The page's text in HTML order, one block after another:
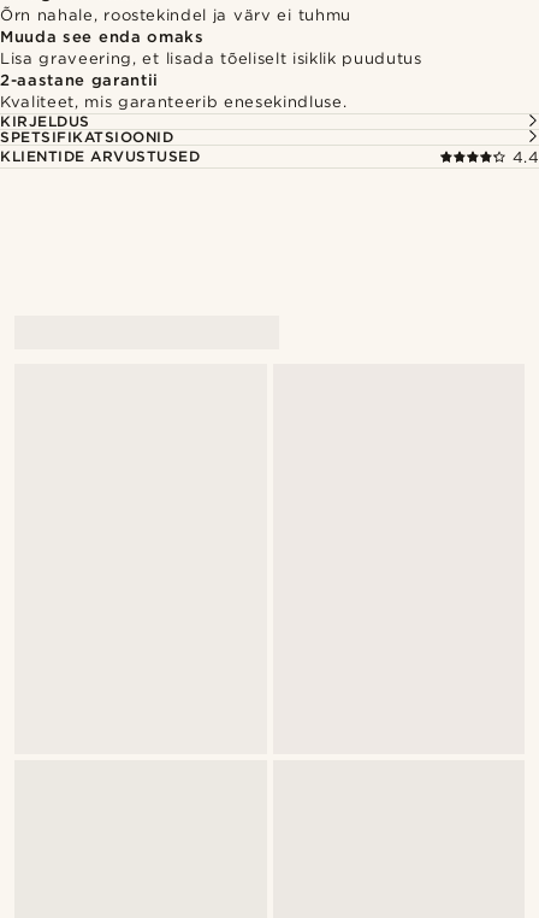
Õrn nahale, roostekindel ja värv ei tuhmu
Muuda see enda omaks
Lisa graveering, et lisada tõeliselt isiklik puudutus
2-aastane garantii
Kvaliteet, mis garanteerib enesekindluse.
KIRJELDUS
SPETSIFIKATSIOONID
KLIENTIDE ARVUSTUSED
4.4